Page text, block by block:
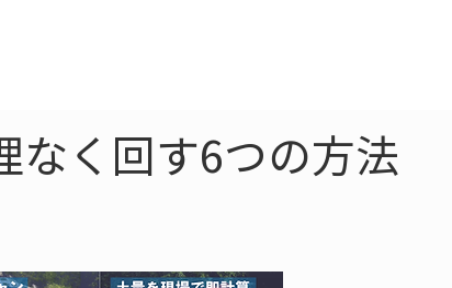
なく回す6つの方法